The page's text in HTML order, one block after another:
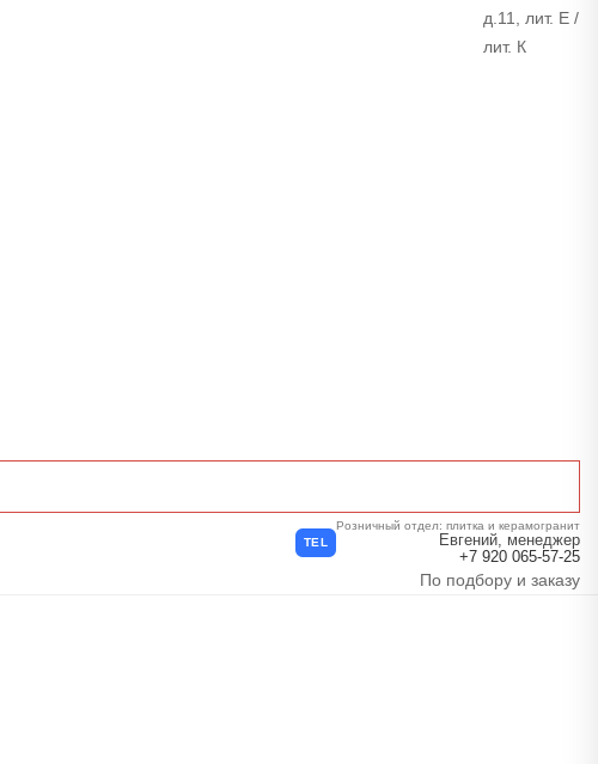
д.11, лит. Е /
лит. К
TEL
Розничный отдел: плитка и керамогранит
Евгений, менеджер
+7 920 065-57-25
По подбору и заказу